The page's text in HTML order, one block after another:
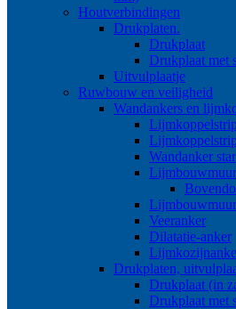
Houtverbindingen
Drukplaten.
Drukplaat
Drukplaat met
Uitvulplaatje
Ruwbouw en veiligheid
Wandankers en
Wandanker star
Veeranker
Dilatatie-anker
Drukplaten,
Drukplaat (in
Drukplaat met